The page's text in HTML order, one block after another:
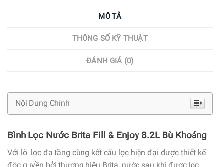
MÔ TẢ
THÔNG SỐ KỸ THUẬT
ĐÁNH GIÁ (0)
Nội Dung Chính
Bình Lọc Nước Brita Fill & Enjoy 8.2L Bù Khoáng
Với lõi lọc đa tầng cùng kết cấu lọc hiện đại được thiết kế
độc quyền bởi thương hiệu Brita, nước sau khi được lọc